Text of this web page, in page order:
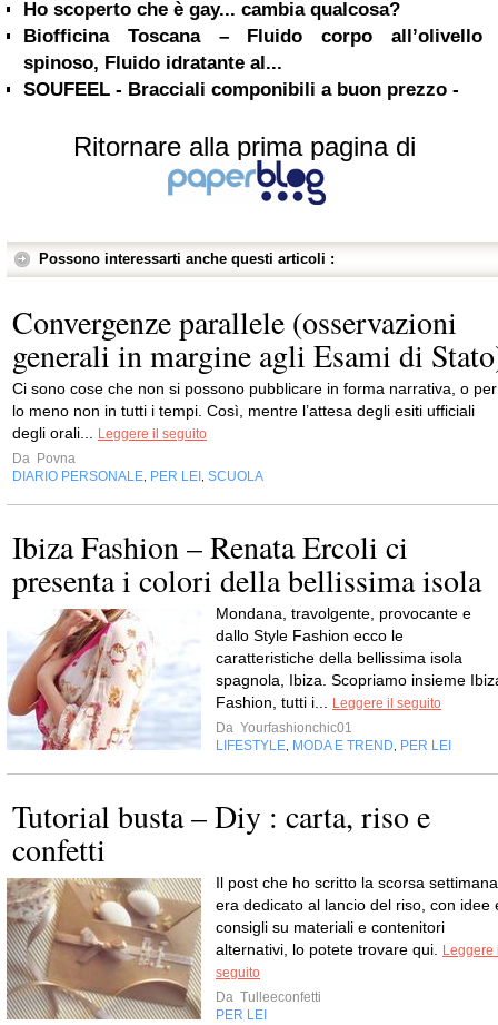
Ho scoperto che è gay... cambia qualcosa?
Biofficina Toscana – Fluido corpo all’olivello
spinoso, Fluido idratante al...
SOUFEEL - Bracciali componibili a buon prezzo -
Ritornare alla prima pagina di
Possono interessarti anche questi articoli :
Convergenze parallele (osservazioni
generali in margine agli Esami di
Ci sono cose che non si possono pubblicare in forma narrativa, o per
lo meno non in tutti i tempi. Così, mentre l’attesa degli esiti ufficiali
degli orali...
Leggere il seguito
Da Povna
DIARIO PERSONALE PER LEI SCUOLA
Ibiza Fashion – Renata Ercoli ci
presenta i colori della bellissima isola
Mondana, travolgente, provocante e
dallo Style Fashion ecco le
caratteristiche della bellissima isola
spagnola, Ibiza. Scopriamo insieme
Fashion, tutti i...
Leggere il seguito
Da Yourfashionchic01
LIFESTYLE MODA E TREND PER LEI
Tutorial busta – Diy : carta, riso e
confetti
Il post che ho scritto la scorsa settimana
era dedicato al lancio del riso, con idee
consigli su materiali e contenitori
alternativi, lo potete trovare qui.
Leggere
seguito
Da Tulleeconfetti
PER LEI